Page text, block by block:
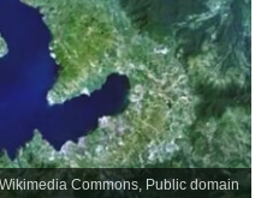
Commons, Public domain